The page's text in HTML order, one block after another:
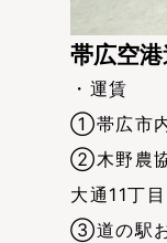
帯広空
・運賃
①帯広市
②木野農
大通11丁
③道の駅